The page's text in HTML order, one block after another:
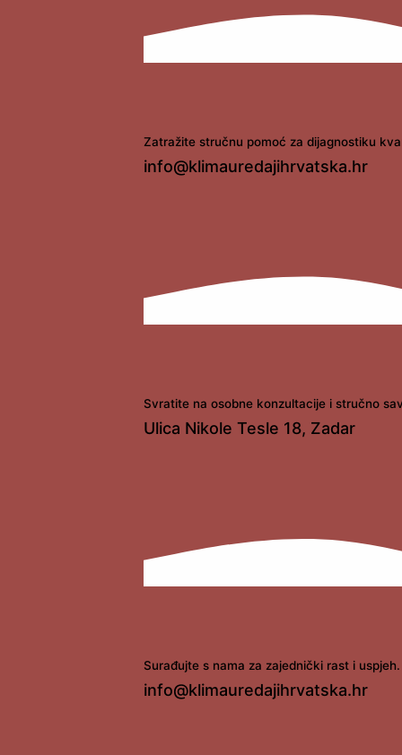
Zatražite stručnu pomoć za dijagnostiku
info@klimauredajihrvatska.hr
Svratite na osobne konzultacije i stručno
Ulica Nikole Tesle 18, Zadar
Surađujte s nama za zajednički rast i uspjeh.
info@klimauredajihrvatska.hr